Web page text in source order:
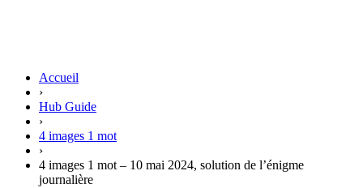
Accueil
›
Hub Guide
›
4 images 1 mot
›
4 images 1 mot – 10 mai 2024, solution de l’énigme
journalière